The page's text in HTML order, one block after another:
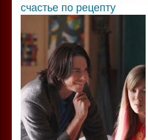
счастье по рецепту